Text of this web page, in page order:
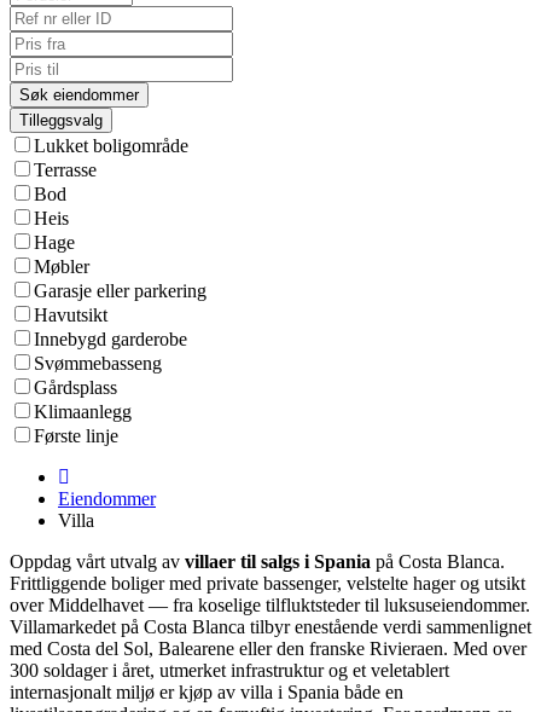
Tilleggsvalg
Lukket boligområde
Terrasse
Bod
Heis
Hage
Møbler
Garasje eller parkering
Havutsikt
Innebygd garderobe
Svømmebasseng
Gårdsplass
Klimaanlegg
Første linje
Eiendommer
Villa
Oppdag vårt utvalg av villaer til salgs i Spania på Costa Blanca.
Frittliggende boliger med private bassenger, velstelte hager og utsikt
over Middelhavet — fra koselige tilfluktsteder til luksuseiendommer.
Villamarkedet på Costa Blanca tilbyr enestående verdi sammenlignet
med Costa del Sol, Balearene eller den franske Rivieraen. Med over
300 soldager i året, utmerket infrastruktur og et veletablert
internasjonalt miljø er kjøp av villa i Spania både en